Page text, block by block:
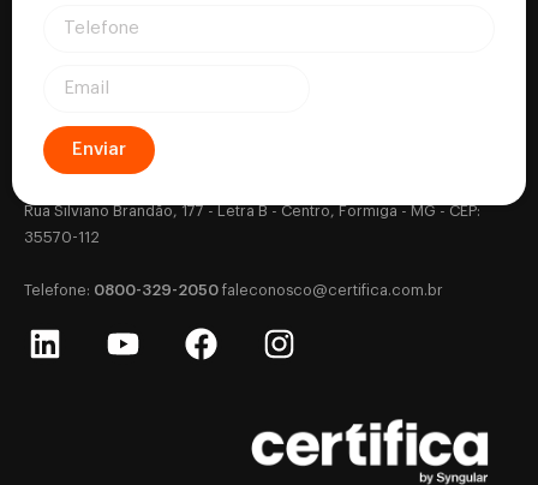
Enviar
Rua Silviano Brandão, 177 - Letra B - Centro, Formiga - MG - CEP:
35570-112
‎Telefone: 0800-329-2050 faleconosco@certifica.com.br